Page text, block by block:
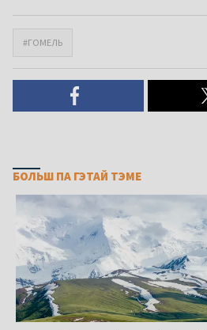
#ГОМЕЛЬ
БОЛЬШ ПА ГЭТАЙ ТЭМЕ